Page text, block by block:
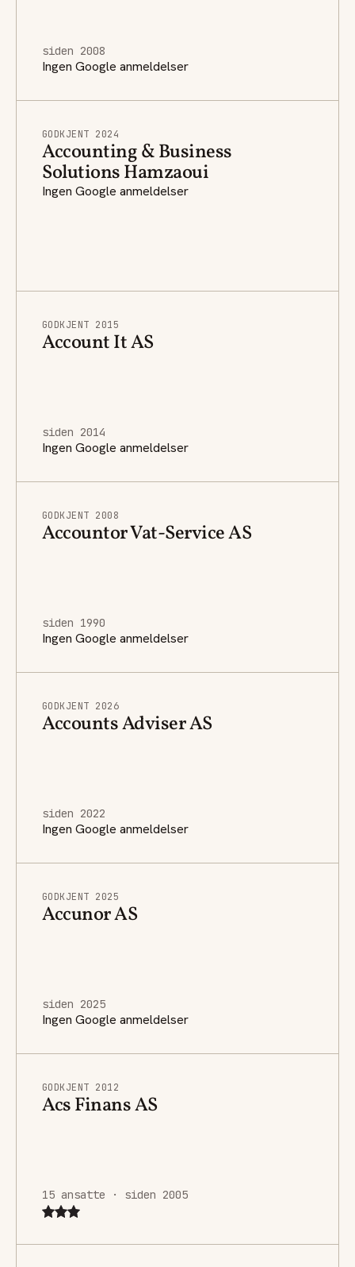
siden 2008
Ingen Google anmeldelser
GODKJENT 2024
Accounting & Business
Solutions Hamzaoui
Ingen Google anmeldelser
GODKJENT 2015
Account It AS
siden 2014
Ingen Google anmeldelser
GODKJENT 2008
Accountor Vat-Service AS
siden 1990
Ingen Google anmeldelser
GODKJENT 2026
Accounts Adviser AS
siden 2022
Ingen Google anmeldelser
GODKJENT 2025
Accunor AS
siden 2025
Ingen Google anmeldelser
GODKJENT 2012
Acs Finans AS
15 ansatte · siden 2005